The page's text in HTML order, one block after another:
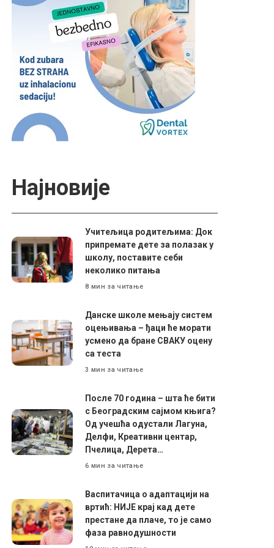
Најновије
Учитељица родитељима: Док
припремате дете за полазак у
школу, поставите себи
неколико питања
8 мин за читање
Данске школе мењају систем
оцењивања – ђаци ће морати
усмено да бране СВАКУ оцену
са теста
3 мин за читање
После 70 година – шта ће бити
с Београдским сајмом књига?
Од учешћа одустали Лагуна,
Делфи, Креативни центар,
Пчелица, Дерета…
6 мин за читање
Васпитачица о адаптацији на
вртић: НИЈЕ крај кад дете
престане да плаче, то је само
фаза равнодушности